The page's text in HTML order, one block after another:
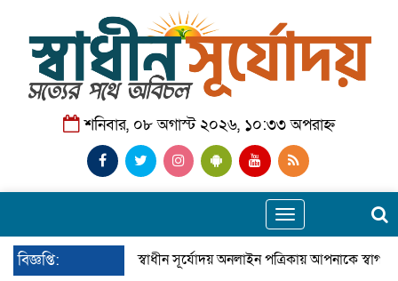
শনিবার, ০৮ অগাস্ট ২০২৬, ১০:৩৩ অপরাহ্ন
Toggle
navigation
বিজ্ঞপ্তি: স্বাধীন সূর্যোদয় অনলাইন পত্রিকায় আপনাকে